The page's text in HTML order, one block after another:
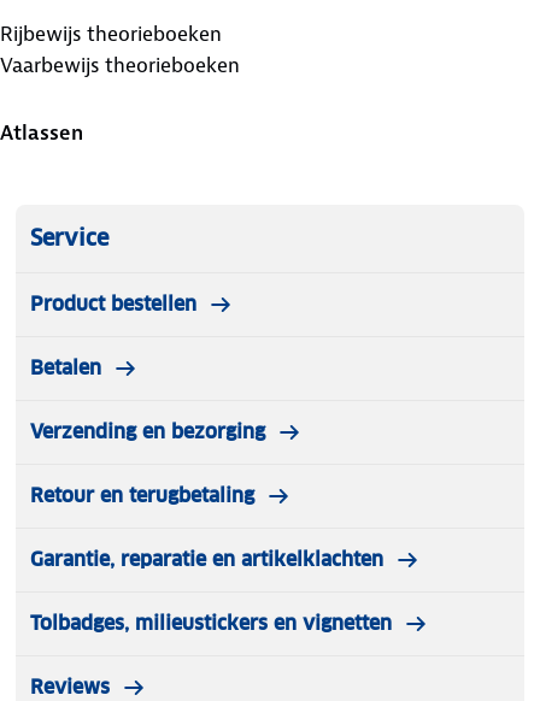
Rijbewijs theorieboeken
Vaarbewijs theorieboeken
Atlassen
Service
Product bestellen
Betalen
Verzending en bezorging
Retour en terugbetaling
Garantie, reparatie en artikelklachten
Tolbadges, milieustickers en vignetten
Reviews